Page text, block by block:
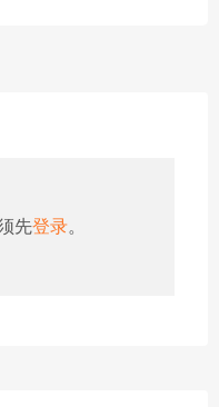
先登录。